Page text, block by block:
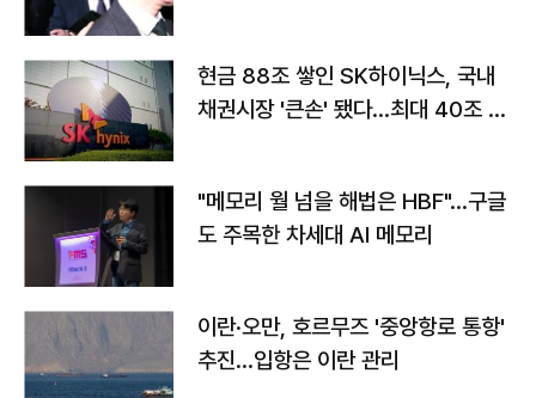
현금 88조 쌓인 SK하이닉스, 국내
채권시장 '큰손' 됐다…최대 40조 투
"메모리 월 넘을 해법은 HBF"…구글
도 주목한 차세대 AI 메모리
이란·오만, 호르무즈 '중앙항로 통항'
추진…입항은 이란 관리